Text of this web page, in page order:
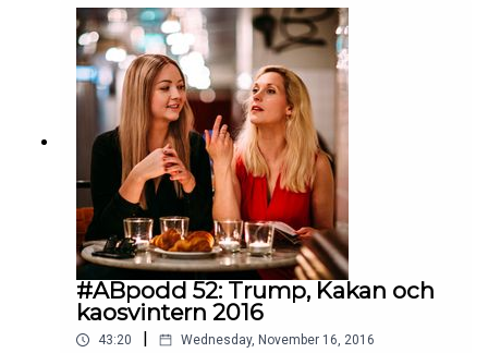
#ABpodd 52: Trump, Kakan och
kaosvintern 2016
43:20 | Wednesday, November 16, 2016